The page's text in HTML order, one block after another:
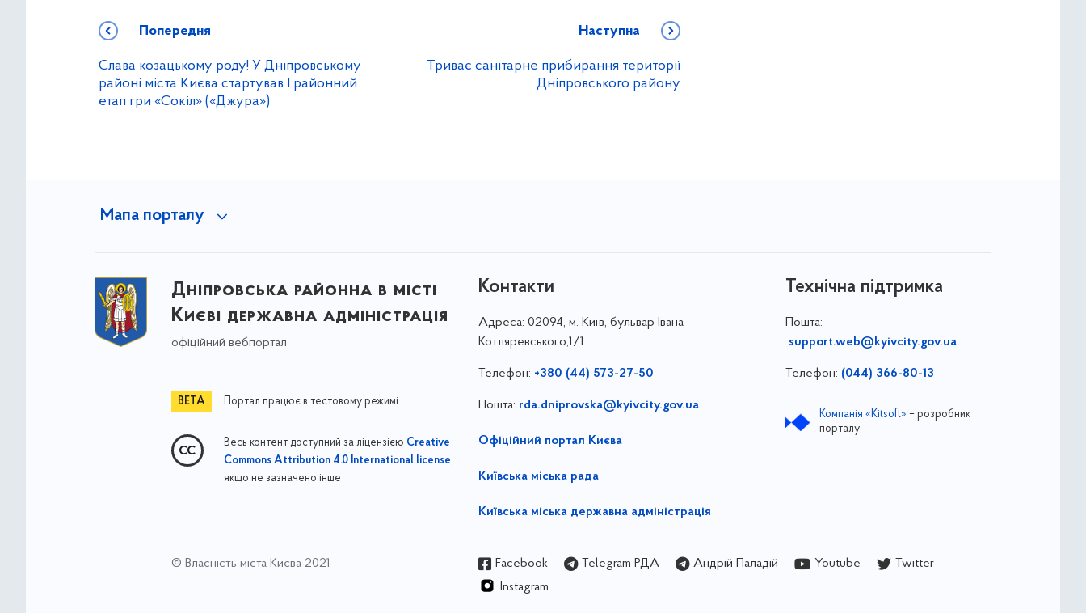
Попередня
Слава козацькому роду! У Дніпровському
районі міста Києва стартував I районний
етап гри «Сокіл» («Джура»)
Наступна
Триває санітарне прибирання території
Дніпровського району
Мапа порталу
Дніпровська районна в місті
Києві державна адміністрація
офіційний вебпортал
Портал працює в тестовому режимі
Весь контент доступний за ліцензією Creative
Commons Attribution 4.0 International license,
якщо не зазначено інше
Контакти
Адреса: 02094, м. Київ, бульвар Івана
Котляревського,1/1
Телефон: +380 (44) 573-27-50
Пошта: rda.dniprovska@kyivcity.gov.ua
Офіційний портал Києва
Київська міська рада
Київська міська державна адміністрація
Технічна підтримка
Пошта:
support.web@kyivcity.gov.ua
Телефон: (044) 366-80-13
Компанія «Kitsoft» – розробник
порталу
© Власність міста Києва 2021 Facebook Telegram РДА Андрій Паладій Youtube
Twitter
Instagram